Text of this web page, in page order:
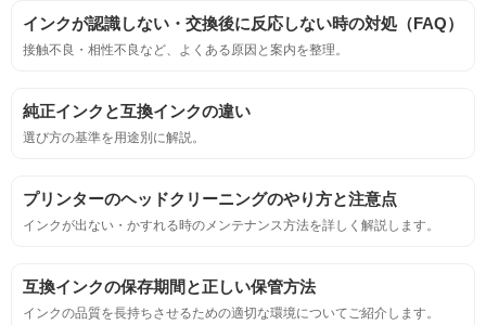
鮮やか、リアル、彩度、シャープなど、
におい
互換性
インクが認識しない・交換後に反応しない時の対処（FAQ）
接触不良・相性不良など、よくある原因と案内を整理。
純正インクと互換インクの違い
選び方の基準を用途別に解説。
プリンターのヘッドクリーニングのやり方と注意点
インクが出ない・かすれる時のメンテナンス方法を詳しく解説します。
互換インクの保存期間と正しい保管方法
インクの品質を長持ちさせるための適切な環境についてご紹介します。